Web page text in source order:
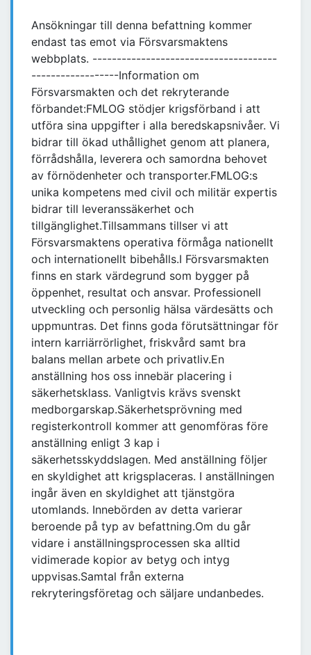
Ansökningar till denna befattning kommer
endast tas emot via Försvarsmaktens
webbplats. --------------------------------------
------------------Information om
Försvarsmakten och det rekryterande
förbandet:FMLOG stödjer krigsförband i att
utföra sina uppgifter i alla beredskapsnivåer. Vi
bidrar till ökad uthållighet genom att planera,
förrådshålla, leverera och samordna behovet
av förnödenheter och transporter.FMLOG:s
unika kompetens med civil och militär expertis
bidrar till leveranssäkerhet och
tillgänglighet.Tillsammans tillser vi att
Försvarsmaktens operativa förmåga nationellt
och internationellt bibehålls.I Försvarsmakten
finns en stark värdegrund som bygger på
öppenhet, resultat och ansvar. Professionell
utveckling och personlig hälsa värdesätts och
uppmuntras. Det finns goda förutsättningar för
intern karriärrörlighet, friskvård samt bra
balans mellan arbete och privatliv.En
anställning hos oss innebär placering i
säkerhetsklass. Vanligtvis krävs svenskt
medborgarskap.Säkerhetsprövning med
registerkontroll kommer att genomföras före
anställning enligt 3 kap i
säkerhetsskyddslagen. Med anställning följer
en skyldighet att krigsplaceras. I anställningen
ingår även en skyldighet att tjänstgöra
utomlands. Innebörden av detta varierar
beroende på typ av befattning.Om du går
vidare i anställningsprocessen ska alltid
vidimerade kopior av betyg och intyg
uppvisas.Samtal från externa
rekryteringsföretag och säljare undanbedes.